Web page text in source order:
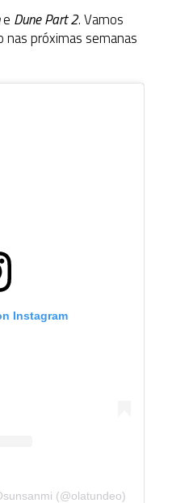
e Dune Part 2. Vamos
nas próximas semanas
Instagram
(@olatundeo)